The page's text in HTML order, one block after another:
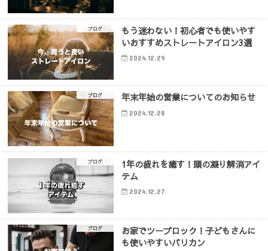
ブログ
もう迷わない！初心者でも使いやす
いおすすめストレートアイロン3選
2024.12.29
ブログ 年末年始の営業についてのお知らせ
2024.12.28
ブログ
1年の疲れを癒す！頭の凝り解消アイ
テム
2024.12.27
ブログ
お家でツーブロック！子どもさんに
も使いやすいバリカン